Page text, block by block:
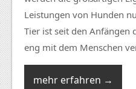
Leistungen von Hunden
Tier ist seit den Anfängen
eng mit dem Menschen
mehr erfahren →